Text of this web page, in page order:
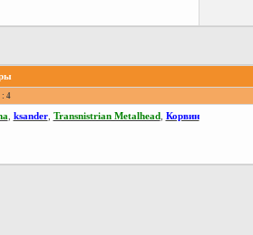
4
ksander, Transnistrian Metalhead, Корвин